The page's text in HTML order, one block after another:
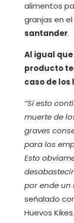
alimentos
granjas en
santander.
Al igual
producto
caso de los
“Si esto
muerte de
graves
para los
Esto
por ende un
señalado
Huevos Kikes.